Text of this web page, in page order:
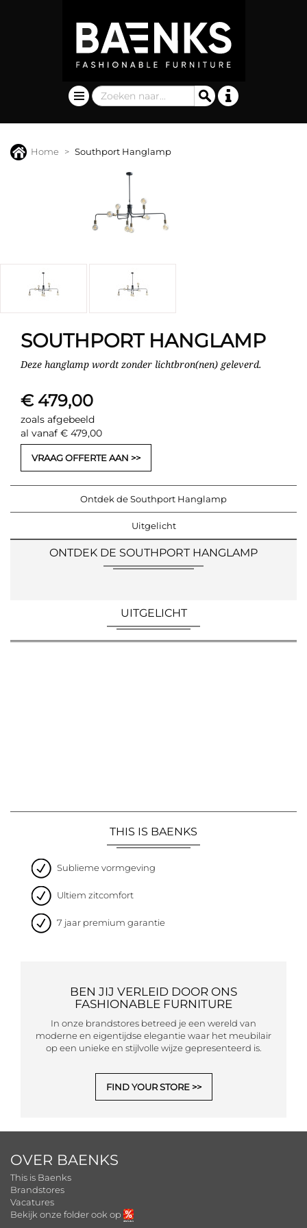
Home Southport Hanglamp
SOUTHPORT HANGLAMP
Deze hanglamp wordt zonder lichtbron(nen) geleverd.
€ 479,00
zoals afgebeeld
al vanaf € 479,00
VRAAG OFFERTE AAN
Ontdek de Southport Hanglamp
Uitgelicht
ONTDEK DE SOUTHPORT HANGLAMP
UITGELICHT
THIS IS BAENKS
Sublieme vormgeving
Ultiem zitcomfort
7 jaar premium garantie
BEN JIJ VERLEID DOOR ONS
FASHIONABLE FURNITURE
In onze brandstores betreed je een wereld van
moderne en eigentijdse elegantie waar het meubilair
op een unieke en stijlvolle wijze gepresenteerd is.
FIND YOUR STORE
OVER BAENKS
This is Baenks
Brandstores
Vacatures
Bekijk onze folder ook op